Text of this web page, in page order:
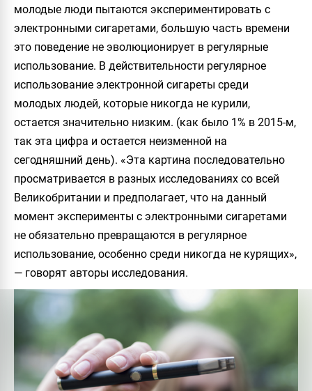
молодые люди пытаются экспериментировать с
электронными сигаретами, большую часть времени
это поведение не эволюционирует в регулярные
использование. В действительности регулярное
использование электронной сигареты среди
молодых людей, которые никогда не курили,
остается значительно низким. (как было 1% в 2015-м,
так эта цифра и остается неизменной на
сегодняшний день). «Эта картина последовательно
просматривается в разных исследованиях со всей
Великобритании и предполагает, что на данный
момент эксперименты с электронными сигаретами
не обязательно превращаются в регулярное
использование, особенно среди никогда не курящих»,
— говорят авторы исследования.